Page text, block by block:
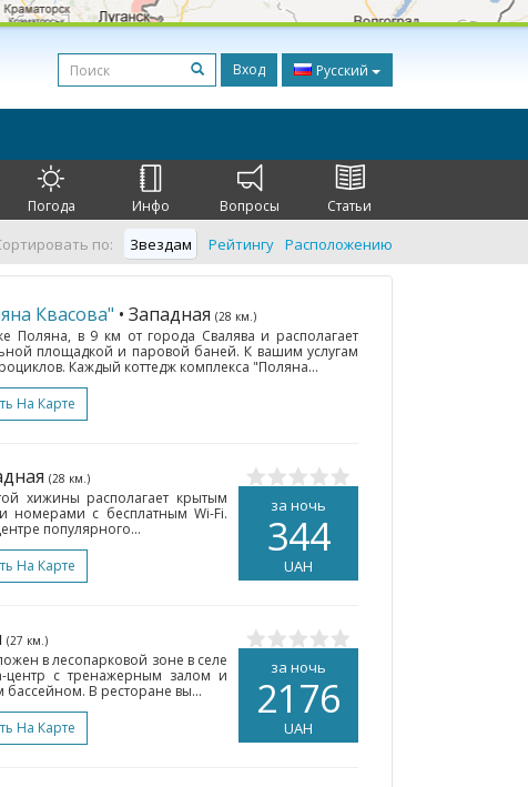
Вход Русский
Погода Инфо Вопросы Статьи
по: Звездам Рейтингу Расположению
Квасова" • Западная (28 км.)
Поляна, в 9 км от города Свалява и располагает
площадкой и паровой баней. К вашим услугам
Каждый коттедж комплекса "Поляна...
На Карте
за ночь
344
UAH
(28 км.)
хижины располагает крытым
номерами с бесплатным Wi-Fi.
популярного...
На Карте
за ночь
2176
UAH
(27 км.)
в лесопарковой зоне в селе
центр с тренажерным залом и
В ресторане вы...
На Карте